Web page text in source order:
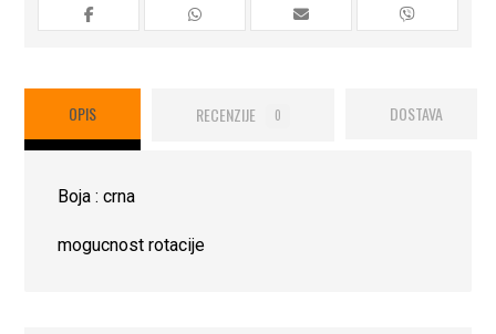
OPIS RECENZIJE 0 DOSTAVA
Boja : crna
mogucnost rotacije